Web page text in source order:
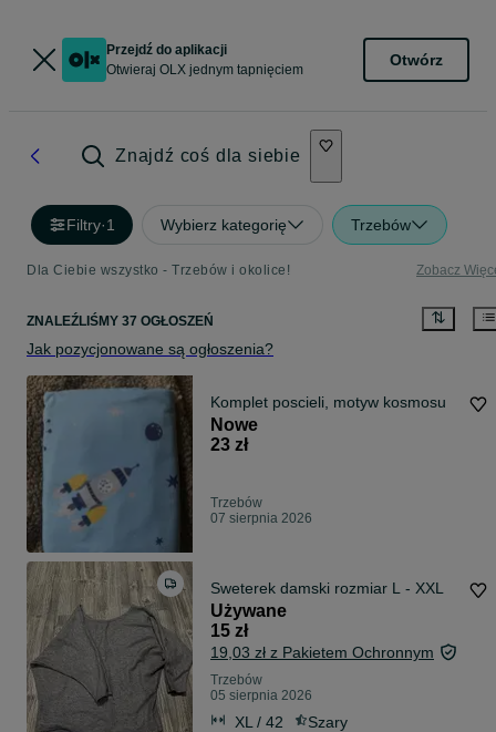
Przejdź do aplikacji
Otwieraj OLX jednym tapnięciem
Otwórz
Znajdź coś dla siebie
Filtry·1 Wybierz kategorię Trzebów
Dla Ciebie wszystko - Trzebów i okolice! Zobacz
ZNALEŹLIŚMY 37 OGŁOSZEŃ
Jak pozycjonowane są ogłoszenia?
Komplet poscieli, motyw kosmosu
Nowe
23 zł
Trzebów
07 sierpnia 2026
Sweterek damski rozmiar L - XXL
Używane
15 zł
19,03 zł z Pakietem Ochronnym
Trzebów
05 sierpnia 2026
XL / 42 Szary